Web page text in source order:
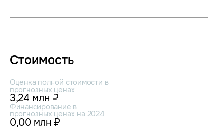
Стоимость
Оценка полной стоимости в
прогнозных ценах
3,24 млн ₽
Финансирование в
прогнозных ценах на 2024
0,00 млн ₽